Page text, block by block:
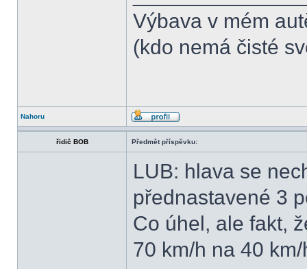
Výbava v mém
(kdo nemá čisté
Nahoru
řidič BOB Předmět příspěvku:
LUB: hlava se
přednastavené 3
Co úhel, ale fakt,
70 km/h na 40